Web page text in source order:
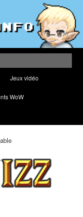
tech et jeux
of Warcraft
Jeux vidéo
WoW